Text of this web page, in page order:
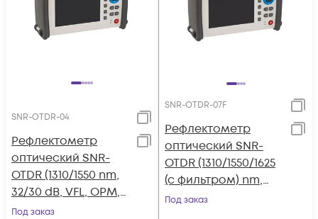
SNR-OTDR-04
Рефлектометр
оптический SNR-
OTDR (1310/1550 nm,
32/30 dB, VFL, OPM,
OLS)
Под заказ
SNR-OTDR-07F
Рефлектометр
оптический SNR-
OTDR (1310/1550/1625
(с фильтром) nm,
36/34/33 dB, VFL,
Под заказ